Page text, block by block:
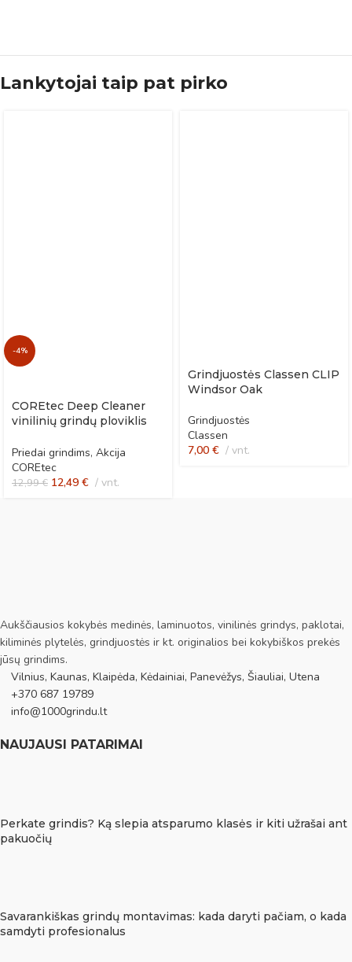
Lankytojai taip pat pirko
-4%
COREtec Deep Cleaner
vinilinių grindų ploviklis
Priedai grindims, Akcija
COREtec
12,99€ 12,49 € vnt.
Grindjuostės Classen CLIP
Windsor Oak
Grindjuostės
Classen
7,00 € vnt.
Aukščiausios kokybės medinės, laminuotos, vinilinės grindys, paklotai,
kiliminės plytelės, grindjuostės ir kt. originalios bei kokybiškos prekės
jūsų grindims.
Vilnius, Kaunas, Klaipėda, Kėdainiai, Panevėžys, Šiauliai, Utena
+370 687 19789
info@1000grindu.lt
NAUJAUSI PATARIMAI
Perkate grindis? Ką slepia atsparumo klasės ir kiti užrašai ant
pakuočių
Savarankiškas grindų montavimas: kada daryti pačiam, o kada
samdyti profesionalus